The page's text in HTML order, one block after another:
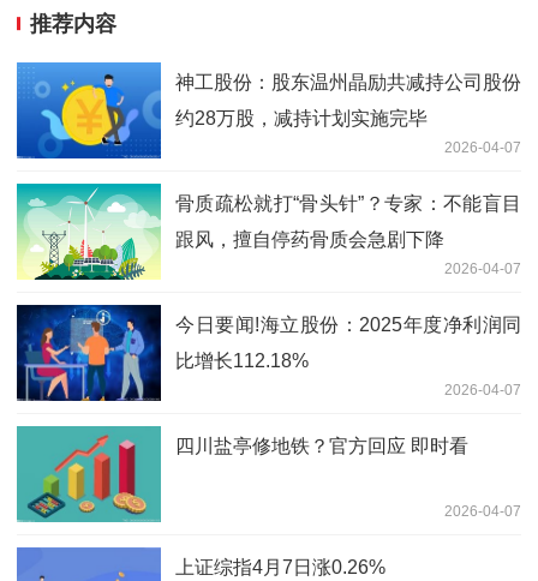
推荐内容
神工股份：股东温州晶励共减持公司股份
约28万股，减持计划实施完毕
2026-04-07
骨质疏松就打“骨头针”？专家：不能盲目
跟风，擅自停药骨质会急剧下降
2026-04-07
今日要闻!海立股份：2025年度净利润同
比增长112.18%
2026-04-07
四川盐亭修地铁？官方回应 即时看
2026-04-07
上证综指4月7日涨0.26%